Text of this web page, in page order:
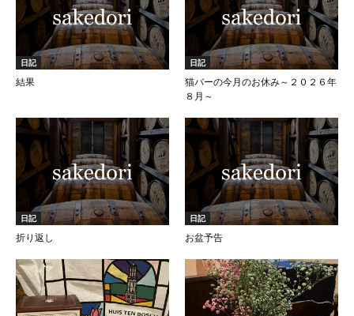
日記
結果
日記
猫バーの今月のお休み～２０２６年
８月～
日記
折り返し
日記
お盆予告